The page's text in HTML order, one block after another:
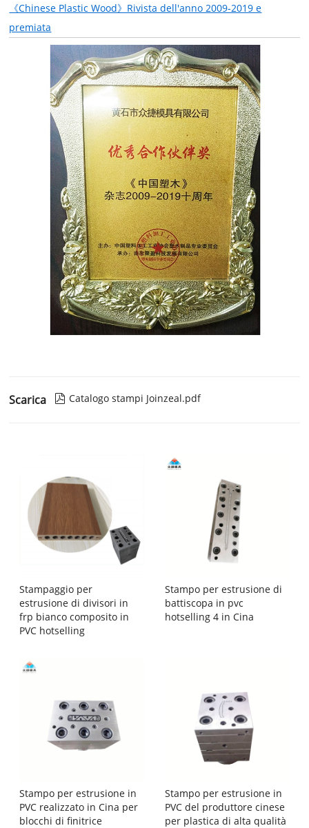
《Chinese Plastic Wood》Rivista dell'anno 2009-2019 e
premiata
Scarica  Catalogo stampi Joinzeal.pdf
Stampaggio per
estrusione di divisori in
frp bianco composito in
PVC hotselling
Stampo per estrusione di
battiscopa in pvc
hotselling 4 in Cina
Stampo per estrusione in
PVC realizzato in Cina per
blocchi di finitrice
Stampo per estrusione in
PVC del produttore cinese
per plastica di alta qualità